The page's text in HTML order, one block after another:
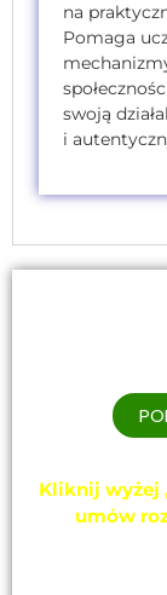
na
Pomaga
swoją
i
Kliknij wyżej
umów